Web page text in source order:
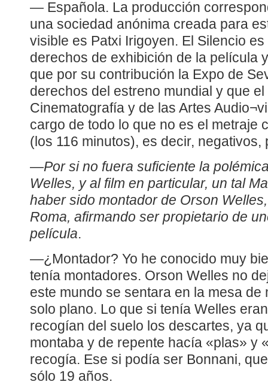
— Española. La producción
una sociedad anónima creada para
visible es Patxi Irigoyen. El Silencio
derechos de exhibición de la película
que por su contribución la Expo de
derechos del estreno mundial y que
Cinematografía y de las Artes
cargo de todo lo que no es el metraje
(los 116 minutos), es decir, negativos,
—Por si no fuera suficiente la
Welles, y al film en particular, un tal
haber sido montador de Orson
Roma, afirmando ser propietario de
película.
—¿Montador? Yo he conocido muy
tenía montadores. Orson Welles no
este mundo se sentara en la mesa de
solo plano. Lo que si tenía Welles
recogían del suelo los descartes, ya
montaba y de repente hacía «plas» y
recogía. Ese si podía ser Bonnani,
sólo 19 años.